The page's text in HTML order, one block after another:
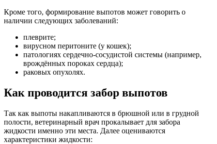
Кроме того, формирование выпотов может говорить о
наличии следующих заболеваний:
плеврите;
вирусном перитоните (у кошек);
патологиях сердечно-сосудистой системы (например,
врождённых пороках сердца);
раковых опухолях.
Как проводится забор выпотов
Так как выпоты накапливаются в брюшной или в грудной
полости, ветеринарный врач прокалывает для забора
жидкости именно эти места. Далее оцениваются
характеристики жидкости: